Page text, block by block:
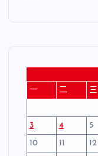
一
二 三
3
4 5
10
11 12